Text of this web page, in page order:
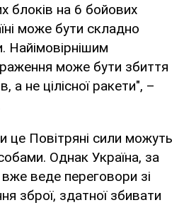
блоків на 6 бойових
може бути складно
Найімовірнішим
може бути збиття
а не цілісної ракети", –
це Повітряні сили можуть
Однак Україна, за
веде переговори зі
зброї, здатної збивати